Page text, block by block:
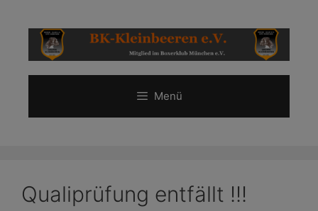
springen
Menü
Qualiprüfung entfällt !!!